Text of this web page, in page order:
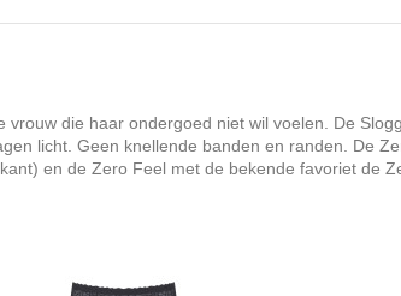
die haar ondergoed niet wil voelen. De
licht. Geen knellende banden en randen. De
en de Zero Feel met de bekende favoriet de